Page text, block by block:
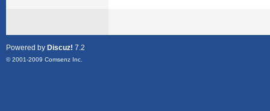
Powered by Discuz! 7.2
© 2001-2009 Comsenz Inc.